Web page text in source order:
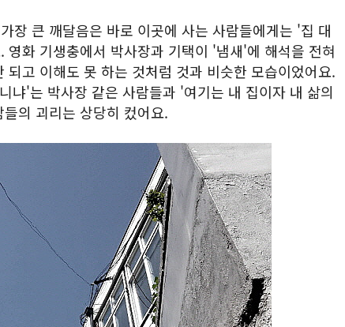
장 큰 깨달음은 바로 이곳에 사는 사람들에게는 '집 대
영화 기생충에서 박사장과 기택이 '냄새'에 해석을 전혀
되고 이해도 못 하는 것처럼 것과 비슷한 모습이었어요.
냐'는 박사장 같은 사람들과 '여기는 내 집이자 내 삶의
의 괴리는 상당히 컸어요.